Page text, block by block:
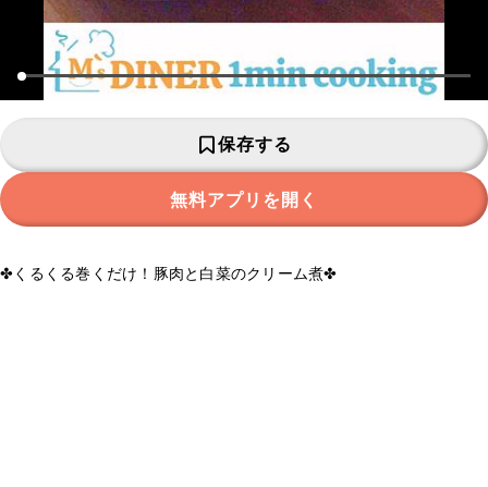
保存する
無料アプリを開く
✤くるくる巻くだけ！豚肉と白菜のクリーム煮✤